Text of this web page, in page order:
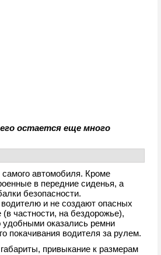
остается еще много
автомобиля. Кроме
в передние сиденья, а
безопасности.
и не создают опасных
частности, на бездорожье),
удобными оказались ремни
покачивания водителя за рулем.
привыкание к размерам